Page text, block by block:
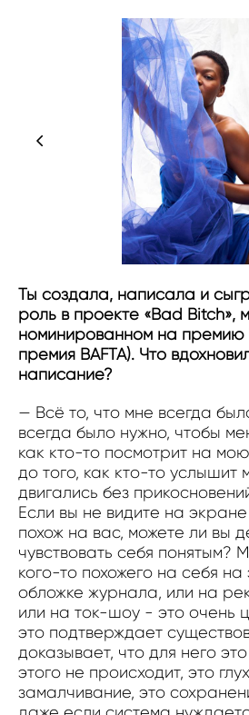
Ты создала, написала и
роль в проекте «Bad Bitch»,
номинированном на премию
премия BAFTA). Что
написание?
— Всё то, что мне всегда
всегда было нужно, чтобы
как кто-то посмотрит на
до того, как кто-то услышит
двигались без
Если вы не видите на экране
похож на вас, можете ли вы
чувствовать себя понятым?
кого-то похожего на себя
обложке журнала, или на
или на ток-шоу - это очень
это подтверждает
доказывает, что для него
этого не происходит, это
замалчивание, это